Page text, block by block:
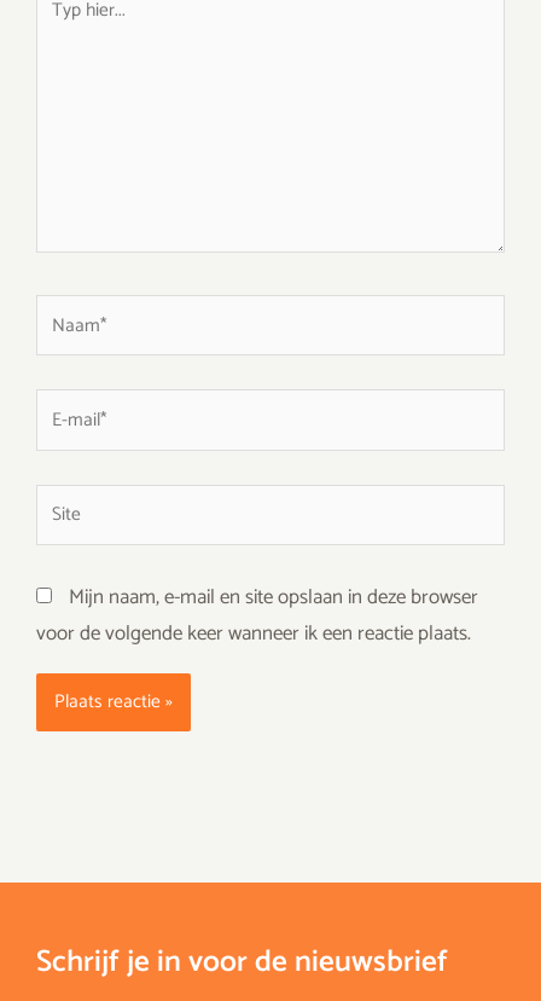
Naam*
mail*
Site
Mijn naam, e-mail en site opslaan in deze browser
voor de volgende keer wanneer ik een reactie plaats.
Schrijf je in voor de nieuwsbrief